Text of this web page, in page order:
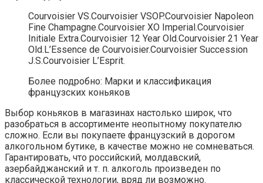
Courvoisier VS.Courvoisier VSOP.Courvoisier Napoleon
Fine Champagne.Courvoisier XO Imperial.Courvoisier
Initiale Extra.Courvoisier 12 Year Old.Courvoisier 21 Year
Old.L’Essence de Courvoisier.Courvoisier Succession
J.S.Courvoisier L’Esprit.
Более подробно: Марки и классификация
французских коньяков
Выбор коньяков в магазинах настолько широк, что
разобраться в ассортименте неопытному покупателю
сложно. Если вы покупаете французский в дорогом
алкогольном бутике, в качестве можно не сомневаться.
Гарантировать, что российский, молдавский,
азербайджанский и т. п. алкоголь произведен по
классической технологии, вряд ли возможно.